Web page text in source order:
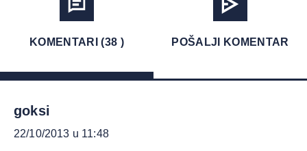
KOMENTARI (38 ) POŠALJI KOMENTAR
goksi
22/10/2013 u 11:48